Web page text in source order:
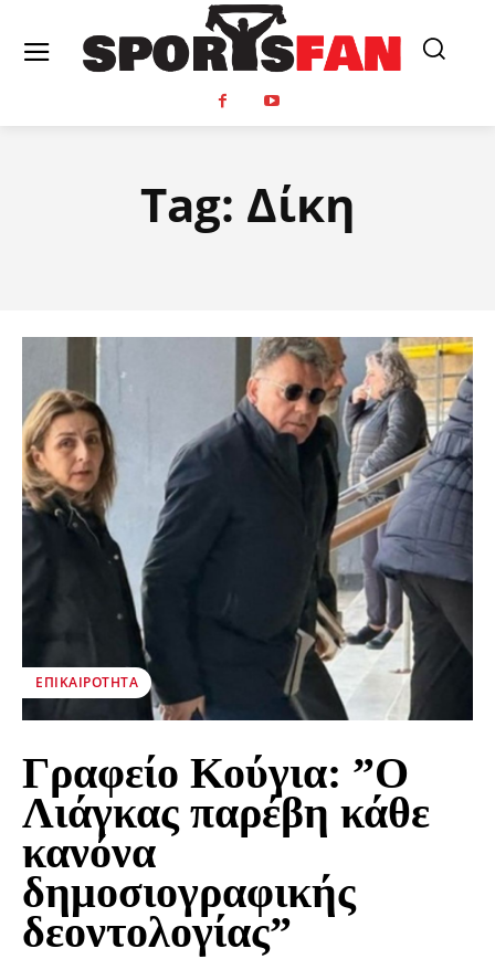
Tag: Δίκη
ΕΠΙΚΑΙΡΌΤΗΤΑ
Γραφείο Κούγια: ”Ο
Λιάγκας παρέβη κάθε
κανόνα
δημοσιογραφικής
δεοντολογίας”